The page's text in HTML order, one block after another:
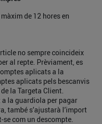
de 12 hores en
no sempre coincideix
al repte. Prèviament, es
aplicats a la
aplicats pels bescanvis
la Targeta Client.
la guardiola per pagar
també s’ajustarà l’import
com un descompte.